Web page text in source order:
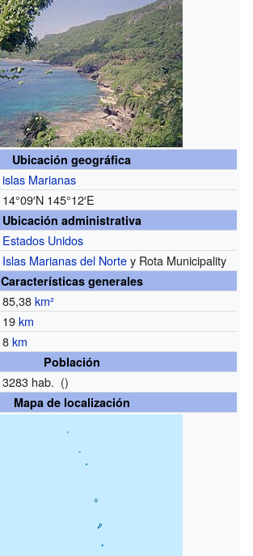
Ubicación geográfica
islas Marianas
14°09′N 145°12′E
Ubicación administrativa
Estados Unidos
Islas Marianas del Nortey Rota Municipality
Características generales
85,38km²
19km
8km
Población
3283 hab. ()
Mapa de localización